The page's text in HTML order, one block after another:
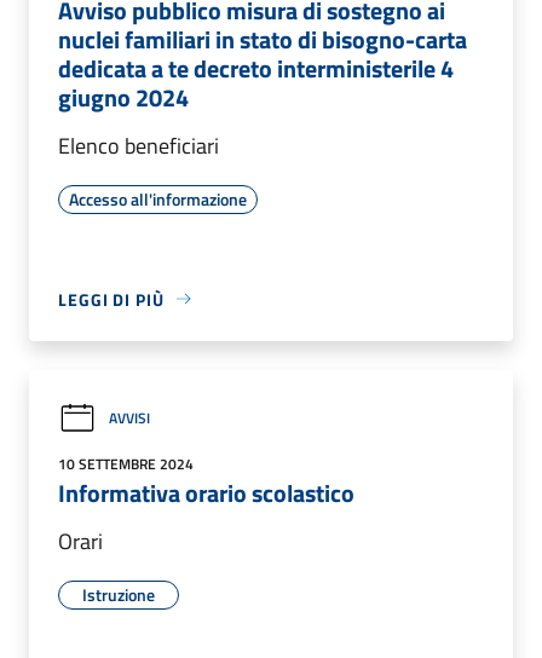
Avviso pubblico misura di sostegno ai
nuclei familiari in stato di bisogno-carta
dedicata a te decreto interministerile 4
giugno 2024
Elenco beneficiari
Accesso all'informazione
LEGGI DI PIÙ
AVVISI
10 SETTEMBRE 2024
Informativa orario scolastico
Orari
Istruzione